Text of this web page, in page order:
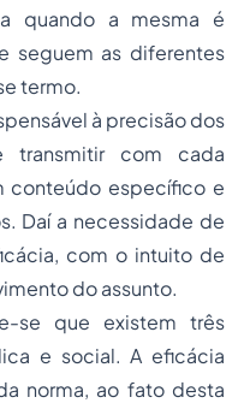
quando a mesma é
seguem as diferentes
termo.
à precisão dos
transmitir com cada
conteúdo específico e
Daí a necessidade de
com o intuito de
do assunto.
se que existem três
e social. A eficácia
norma, ao fato desta